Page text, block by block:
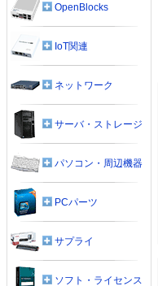
OpenBlocks
IoT関連
ネットワーク
サーバ・ストレージ
パソコン・周辺機器
PCパーツ
サプライ
ソフト・ライセンス